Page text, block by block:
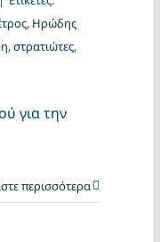
, Ηρώδης
,στρατιώτες,
για την
περισσότερα